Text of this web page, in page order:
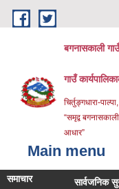
Skip to main content
बगनासकाली
गाउँ
चिर्तुङ्गधारा-
“समृद्व
आधार”
Main menu
समाचार सार्वजनिक सुनुवाइ